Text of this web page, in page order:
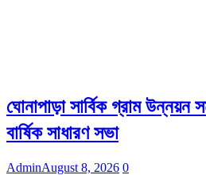
ঘোনাপাড়া সার্বিক গ্রাম উন্নয়ন
বার্ষিক সাধারণ সভা
AdminAugust 8, 2026 0